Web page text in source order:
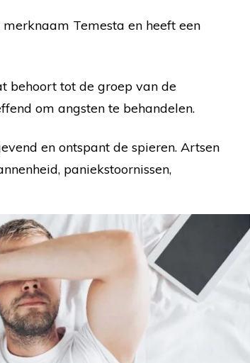
Temesta en heeft een
behoort tot de groep van de
om angsten te behandelen.
en ontspant de spieren. Artsen
paniekstoornissen,